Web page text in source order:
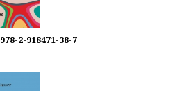
978-2-918471-38-7